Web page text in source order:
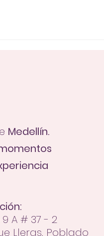
Medellín.
A # 37 - 2
Lleras, Poblado